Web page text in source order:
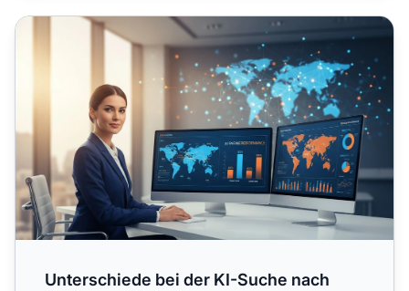
Unterschiede bei der KI-Suche nach Regionen: Globale
Unterschiede bei der KI-Suche nach